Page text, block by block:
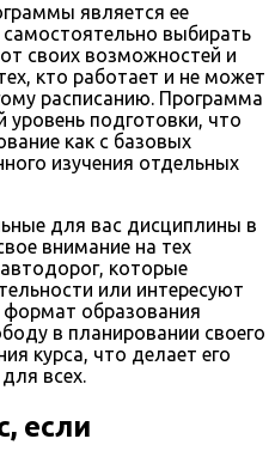
является ее
выбирать
своих возможностей и
кто работает и не может
расписанию. Программа
уровень подготовки, что
как с базовых
изучения отдельных
для вас дисциплины в
внимание на тех
которые
или интересуют
образования
в планировании своего
курса, что делает его
всех.
если